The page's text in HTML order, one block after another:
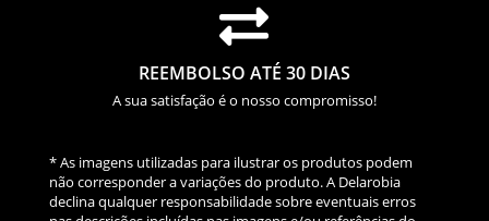

REEMBOLSO ATÉ 30 DIAS
A sua satisfação é o nosso compromisso!
* As imagens utilizadas para ilustrar os produtos podem
não corresponder a variações do produto. A Delarobia
declina qualquer responsabilidade sobre eventuais erros